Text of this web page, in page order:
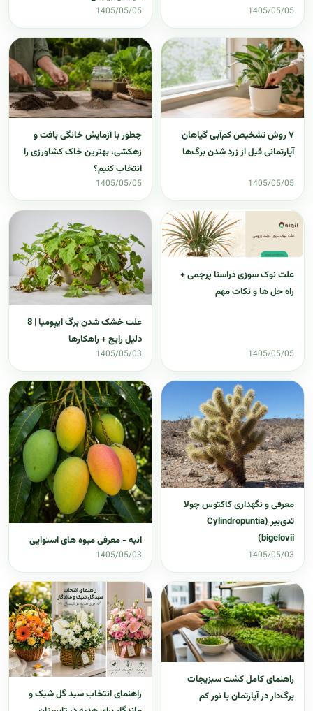
1405/05/05
1405/05/05
۷ روش تشخیص کم‌آبی گیاهان
آپارتمانی قبل از زرد شدن برگ‌ها
1405/05/05
چطور با آزمایش خانگی بافت و
زهکشی، بهترین خاک کشاورزی را
انتخاب کنیم؟
1405/05/05
علت نوک سوزی دراسنا پرچمی +
راه حل ها و نکات مهم
1405/05/05
علت خشک شدن برگ ایپومیا | 8
دلیل رایج + راهکارها
1405/05/03
معرفی و نگهداری کاکتوس چولا
تدی‌بیر (Cylindropuntia
bigelovii)
1405/05/03
انبه - معرفی میوه های استوایی
1405/05/03
راهنمای کامل کشت سبزیجات
برگ‌دار در آپارتمان با نور کم
راهنمای انتخاب سبد گل شیک و